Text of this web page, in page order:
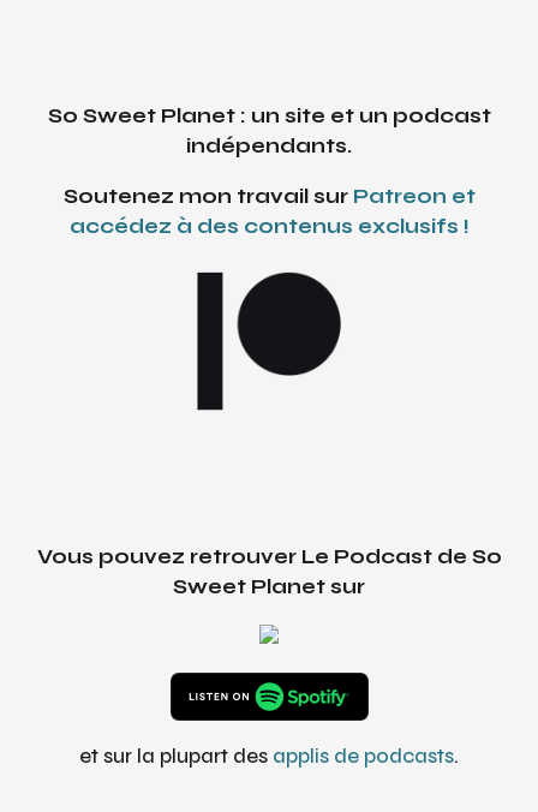
So Sweet Planet : un site et un podcast
indépendants.
Soutenez mon travail sur Patreon et
accédez à des contenus exclusifs !
Vous pouvez retrouver Le Podcast de So
Sweet Planet sur
et sur la plupart des applis de podcasts.